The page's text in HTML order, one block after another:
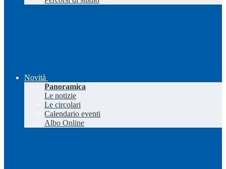
Novità
Panoramica
Le notizie
Le circolari
Calendario eventi
Albo Online